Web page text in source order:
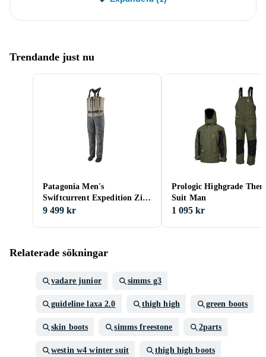
Trendande just nu
Patagonia Men's
Swiftcurrent Expedition Zip
Front Waders
9 499 kr
Prologic Highgrade
Suit Man
1 095 kr
Relaterade sökningar
vadare junior simms g3
guideline laxa 2.0 thigh high green boots
skin boots simms freestone 2parts
westin w4 winter suit thigh high boots